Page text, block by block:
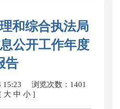
和综合执法局
公开工作年度
告
15:23 浏览次数： 1401
大 中 小 ]